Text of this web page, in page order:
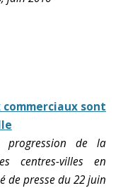
commerciaux sont
progression de la
centres-villes en
de presse du 22 juin